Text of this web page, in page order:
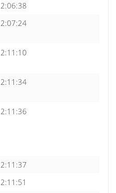
2:06:38
2:07:24
2:11:10
2:11:34
2:11:36
2:11:37
2:11:51